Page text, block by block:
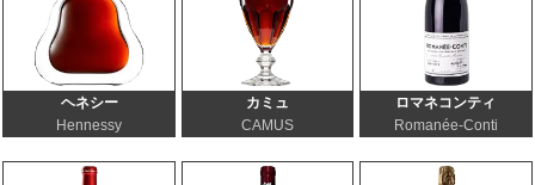
ヘネシー
Hennessy
カミュ
CAMUS
ロマネコンティ
Romanée-Conti